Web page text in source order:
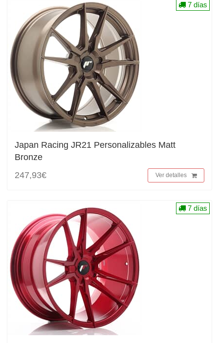
Japan Racing JR21 Personalizables Matt
Bronze
247,93€
Ver detalles
7 días
7 días